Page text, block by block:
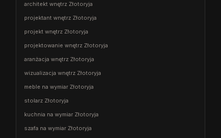
architekt wnętrz Złotoryja
projektant wnętrz Złotoryja
projekt wnętrz Złotoryja
projektowanie wnętrz Złotoryja
aranżacja wnętrz Złotoryja
wizualizacja wnętrz Złotoryja
meble na wymiar Złotoryja
stolarz Złotoryja
kuchnia na wymiar Złotoryja
szafa na wymiar Złotoryja